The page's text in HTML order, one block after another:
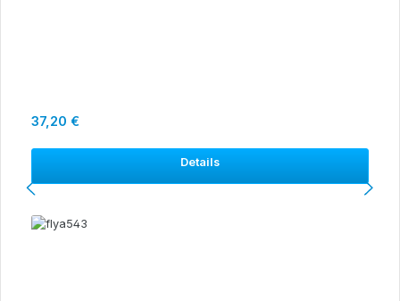
Regulärer Preis:
37,20 €
Details